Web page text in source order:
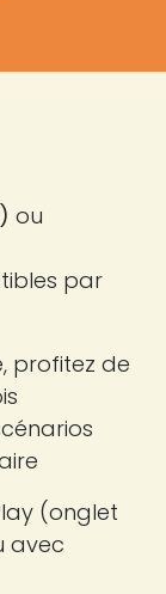
ou
par
profitez de
(onglet
avec